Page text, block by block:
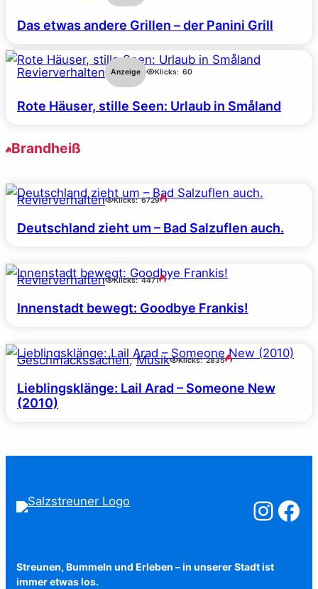
Das etwas andere Grillen – der Panini Grill
Revierverhalten Anzeige Klicks: 60
Rote Häuser, stille Seen: Urlaub in Småland
Brandheiß
Revierverhalten Klicks: 6729
Deutschland zieht um – Bad Salzuflen auch.
Revierverhalten Klicks: 4471
Innenstadt bewegt: Goodbye Frankis!
Geschmackssachen, Musik Klicks: 2835
Lieblingsklänge: Lail Arad – Someone New
(2010)
Salzstreuner
Streunen, Bummeln und Erleben – in unserer Stadt ist
immer etwas los.